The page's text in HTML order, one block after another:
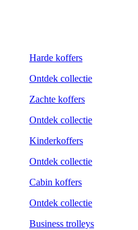
Harde koffers
Ontdek collectie
Zachte koffers
Ontdek collectie
Kinderkoffers
Ontdek collectie
Cabin koffers
Ontdek collectie
Business trolleys